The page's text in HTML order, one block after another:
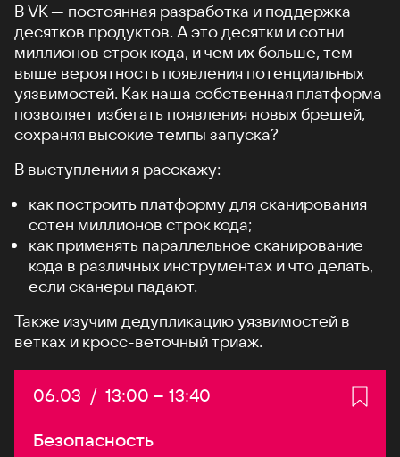
В VK — постоянная разработка и поддержка
десятков продуктов. А это десятки и сотни
миллионов строк кода, и чем их больше, тем
выше вероятность появления потенциальных
уязвимостей. Как наша собственная платформа
позволяет избегать появления новых брешей,
сохраняя высокие темпы запуска?
В выступлении я расскажу:
как построить платформу для сканирования
сотен миллионов строк кода;
как применять параллельное сканирование
кода в различных инструментах и что делать,
если сканеры падают.
Также изучим дедупликацию уязвимостей в
ветках и кросс-веточный триаж.
Дата:
06.03 / Начало:
13:00 – Конец:
13:40
Безопасность